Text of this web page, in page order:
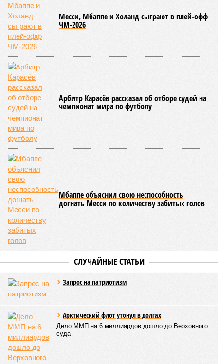
и РЖД«последовательно и в полном объёме исполняют
взятые на себя обязательства в рамках концессионного
договора от 2008 года». «Концессия дала Армении
современную железную дорогу, при этом освободив
бюджет республики от затрат на её восстановление и
содержание. Дивиденды акционеру никогда не
выплачивались, вся прибыль шла на развитие железной
дороги», – добавил Белозёров.
И в самом деле. Российская сторона поставляла Армении
вагоны, по первому чиху ремонтировала пути, в том числе
повреждённые стихией, выплатила в казну закавказской
республики 15 млрд рублей налогов, пускала прибыль на
Из слов Белозёрова и приведённых фактов легко сделать
вывод о том, что ОАО «РЖД» занималось в Армении не
деловой активностью, а сугубой благотворительностью, не
инвестировало, а раздавало пожертвования, не
зарабатывало само, а давало зарабатывать другим и,
выходит, никак не гарантировало собственные интересы.
«Пока самая популярная в Армении точка зрения по
поводу будущего железных дорог рес­публики –
национализировать пути сообщения и, естественно,
ничего РЖД не компенсировать. Модернизация железных
дорог Армении за счёт России в Ереване считается
Андрей Суздальцев.
естественным считается вкладываться в закавказскую
«железку» тогда, когда на российских железных дорогах не
тольконе решены
возникают
Белозёров?